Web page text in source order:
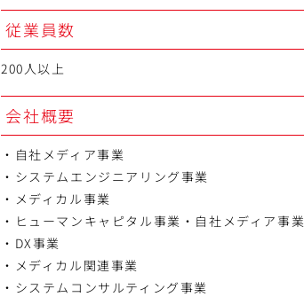
従業員数
200人以上
会社概要
・自社メディア事業
・システムエンジニアリング事業
・メディカル事業
・ヒューマンキャピタル事業・自社メディア事業
・DX事業
・メディカル関連事業
・システムコンサルティング事業